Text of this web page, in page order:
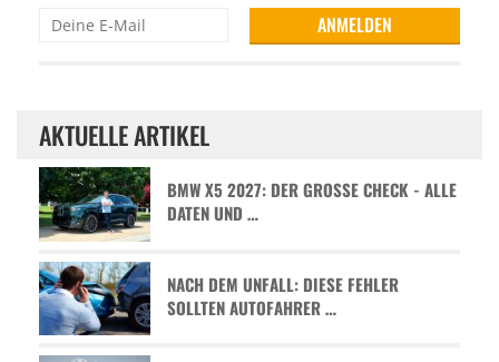
AKTUELLE ARTIKEL
BMW X5 2027: DER GROSSE CHECK - ALLE D
ATEN UND …
NACH DEM UNFALL: DIESE FEHLER
SOLLTEN AUTOFAHRER …